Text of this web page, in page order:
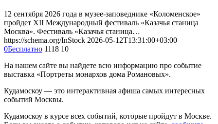
12 сентября 2026 года в музее-заповеднике «Коломенское»
пройдет XII Международный фестиваль «Казачья станица
Москва». Фестиваль «Казачья станица…
https://schema.org/InStock 2026-05-12T13:31:00+03:00
0Бесплатно 1118 10
На нашем сайте вы найдете всю информацию про событие
выставка «Портреты монархов дома Романовых».
Кудамоскоу — это интерактивная афиша самых интересных
событий Москвы.
Кудамоскоу в курсе всех событий, которые пройдут в Москве.